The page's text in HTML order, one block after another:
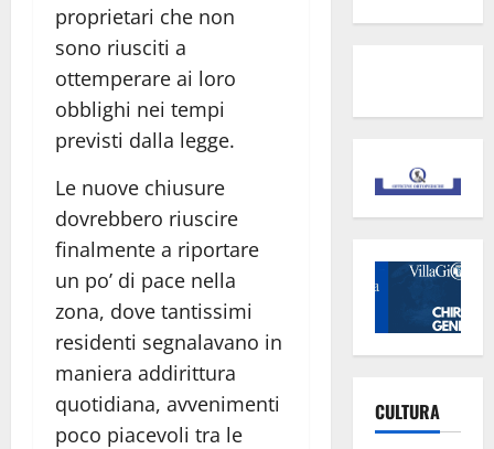
proprietari che non
sono riusciti a
ottemperare ai loro
obblighi nei tempi
previsti dalla legge.
Le nuove chiusure
dovrebbero riuscire
finalmente a riportare
un po’ di pace nella
zona, dove tantissimi
residenti segnalavano in
maniera addirittura
quotidiana, avvenimenti
poco piacevoli tra le
CULTURA